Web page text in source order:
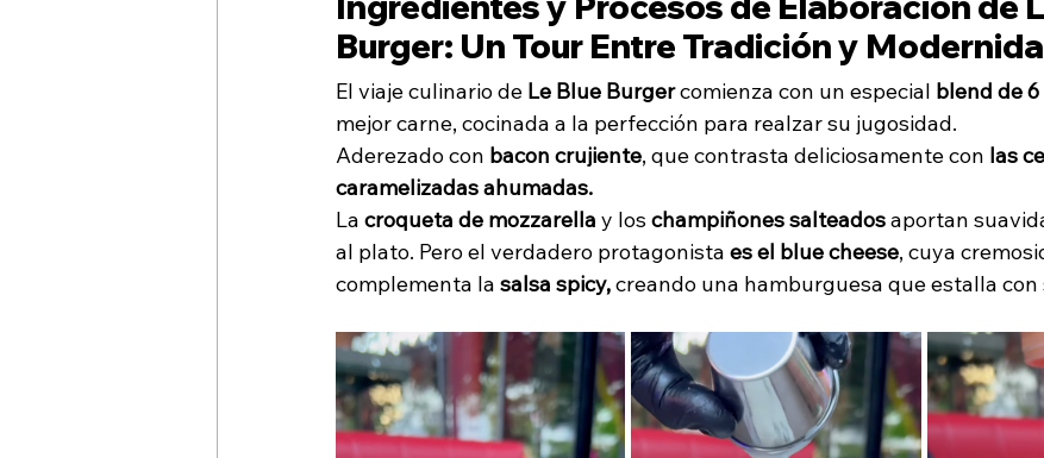
Burger: Un Tour Entre Tradición y
El viaje culinario de Le Blue Burger comienza con un especial blend de 6
mejor carne, cocinada a la perfección para realzar su jugosidad.
Aderezado con bacon crujiente, que contrasta deliciosamente con las
caramelizadas ahumadas.
La croqueta de mozzarella y los champiñones salteados aportan
al plato. Pero el verdadero protagonista es el blue cheese, cuya
complementa la salsa spicy, creando una hamburguesa que estalla con